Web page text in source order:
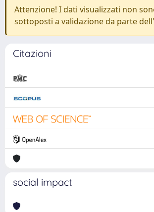
Attenzione! I dati visualizzati non
sottoposti a validazione da parte
Citazioni
social impact